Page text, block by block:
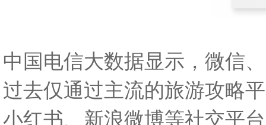
中国电信大数据显示，微信
过去仅通过主流的旅游攻略
小红书、新浪微博等社交平